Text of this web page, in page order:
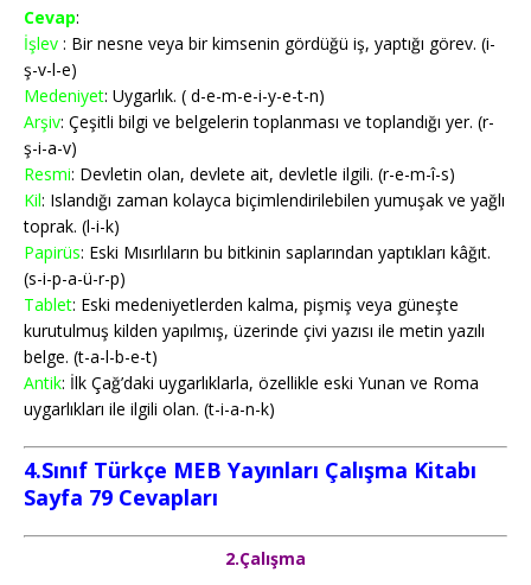
Cevap:
İşlev : Bir nesne veya bir kimsenin gördüğü iş, yaptığı görev. (i-
ş-v-l-e)
Medeniyet: Uygarlık. ( d-e-m-e-i-y-e-t-n)
Arşiv: Çeşitli bilgi ve belgelerin toplanması ve toplandığı yer. (r-
ş-i-a-v)
Resmi: Devletin olan, devlete ait, devletle ilgili. (r-e-m-î-s)
Kil: Islandığı zaman kolayca biçimlendirilebilen yumuşak ve yağlı
toprak. (l-i-k)
Papirüs: Eski Mısırlıların bu bitkinin saplarından yaptıkları kâğıt.
(s-i-p-a-ü-r-p)
Tablet: Eski medeniyetlerden kalma, pişmiş veya güneşte
kurutulmuş kilden yapılmış, üzerinde çivi yazısı ile metin yazılı
belge. (t-a-l-b-e-t)
Antik: İlk Çağ’daki uygarlıklarla, özellikle eski Yunan ve Roma
uygarlıkları ile ilgili olan. (t-i-a-n-k)
4.Sınıf Türkçe MEB Yayınları Çalışma Kitabı
Sayfa 79 Cevapları
2.Çalışma